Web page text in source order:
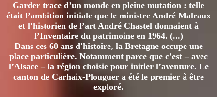
Garder trace d’un monde en pleine mutation : telle
était l’ambition initiale que le ministre André Malraux
et l’historien de l’art André Chastel donnaient à
l’Inventaire du patrimoine en 1964. (...)
Dans ces 60 ans d'histoire, la Bretagne occupe une
place particulière. Notamment parce que c’est – avec
l’Alsace – la région choisie pour initier l’aventure. Le
canton de Carhaix-Plouguer a été le premier à être
exploré.